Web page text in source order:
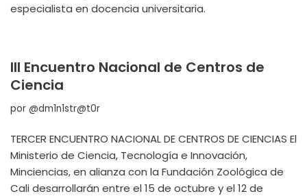
especialista en docencia universitaria.
III Encuentro Nacional de Centros de
Ciencia
por @dm1n1str@t0r
TERCER ENCUENTRO NACIONAL DE CENTROS DE CIENCIAS El
Ministerio de Ciencia, Tecnología e Innovación,
Minciencias, en alianza con la Fundación Zoológica de
Cali desarrollarán entre el 15 de octubre y el 12 de